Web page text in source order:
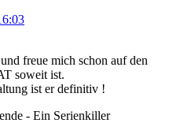
freue mich schon auf den
soweit ist.
ist er definitiv !
- Ein Serienkiller